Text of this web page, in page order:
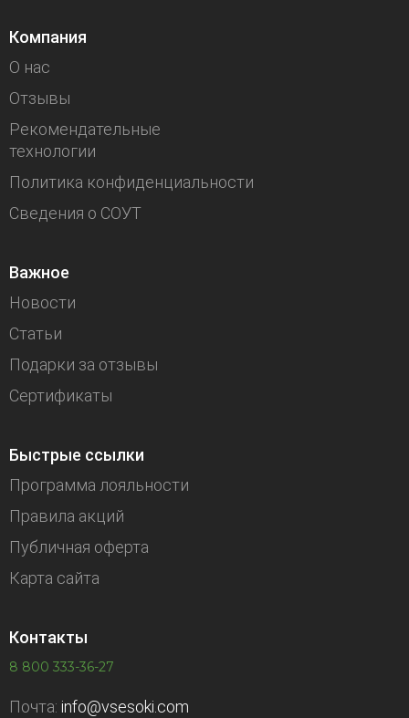
Компания
О нас
Отзывы
Рекомендательные
технологии
Политика конфиденциальности
Сведения о СОУТ
Важное
Новости
Статьи
Подарки за отзывы
Сертификаты
Быстрые ссылки
Программа лояльности
Правила акций
Публичная оферта
Карта сайта
Контакты
8 800 333-36-27
Почта: info@vsesoki.com